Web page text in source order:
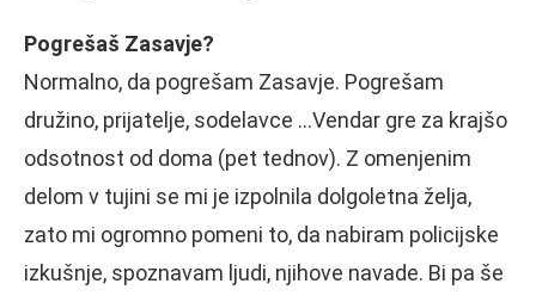
Pogrešaš Zasavje?
Normalno, da pogrešam Zasavje. Pogrešam
družino, prijatelje, sodelavce …Vendar gre za krajšo
odsotnost od doma (pet tednov). Z omenjenim
delom v tujini se mi je izpolnila dolgoletna želja,
zato mi ogromno pomeni to, da nabiram policijske
izkušnje, spoznavam ljudi, njihove navade. Bi pa še